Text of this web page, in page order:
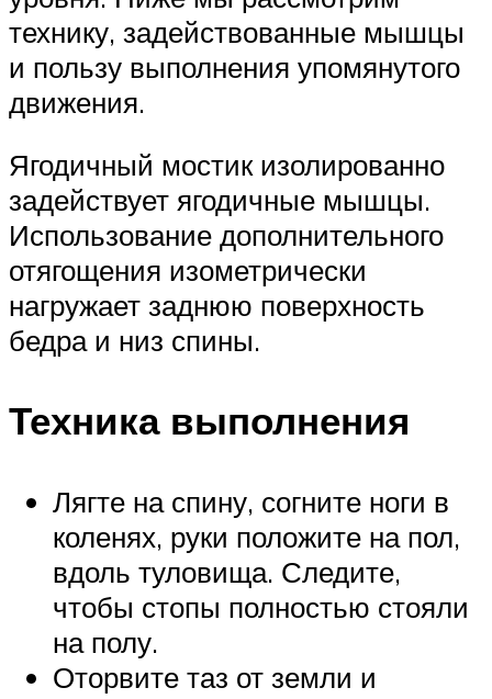
технику, задействованные мышцы
и пользу выполнения упомянутого
движения.
Ягодичный мостик изолированно
задействует ягодичные мышцы.
Использование дополнительного
отягощения изометрически
нагружает заднюю поверхность
бедра и низ спины.
Техника выполнения
Лягте на спину, согните ноги в
коленях, руки положите на пол,
вдоль туловища. Следите,
чтобы стопы полностью стояли
на полу.
Оторвите таз от земли и